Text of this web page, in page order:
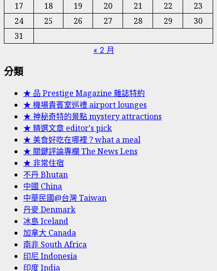
17
18 19 20 21 22
23
24
25 26 27 28 29
30
31
« 2 月
分類
★ 品 Prestige Magazine 雜誌特約
★ 機場貴賓室巡禮 airport lounges
★ 神秘奇特的景點 mystery attractions
★ 精選文章 editor's pick
★ 美食好吃在哪裡？what a meal
★ 關鍵評論專欄 The News Lens
★ 非常住宿
不丹 Bhutan
中國 China
中華民國@台灣 Taiwan
丹麥 Denmark
冰島 Iceland
加拿大 Canada
南非 South Africa
印尼 Indonesia
印度 India